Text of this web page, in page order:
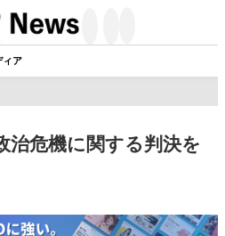
ィア
治危機に関する判決を